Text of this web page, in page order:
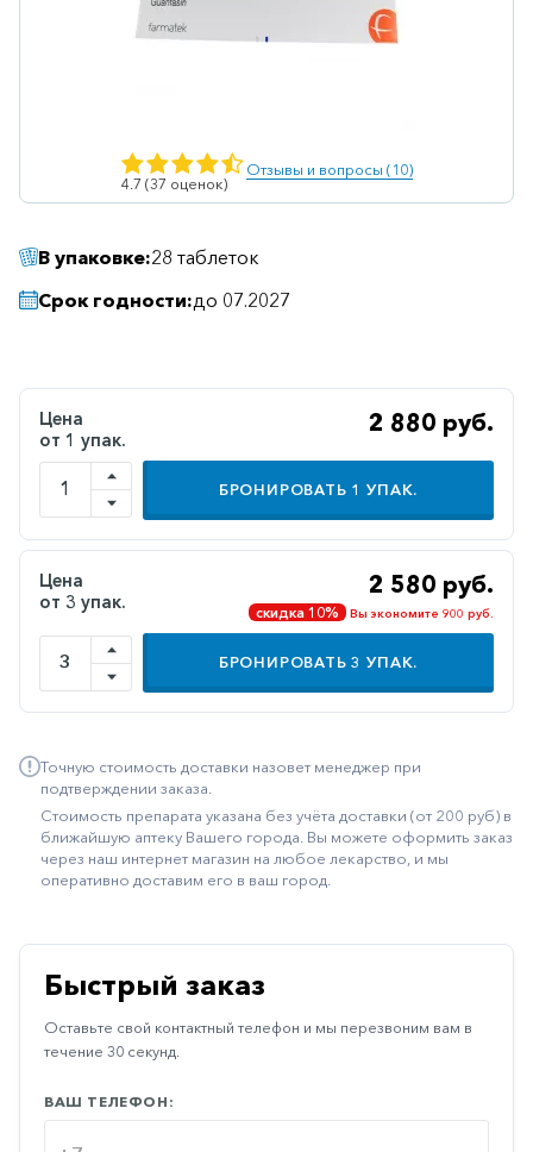
Ветеринарные
Гепатопротекторы
Диабетические
Желудочно-
кишечные
Иммунодепрессанты
Климактерические
Метаболизм
Минеральный
обмен
средства
Неврологические
Остеопороз
Паркинсон
Противоаллергические
Противовирусные
Противогрибковые
4.7 (37 оценок)
Отзывы и вопросы (10)
В упаковке:28 таблеток
Срок годности:до 07.2027
Цена
от 1 упак.
2 880 руб.
БРОНИРОВАТЬ 1 УПАК.
Цена
от 3 упак.
2 580 руб.
скидка 10% Вы экономите 900 руб.
БРОНИРОВАТЬ3 УПАК.
Точную стоимость доставки назовет менеджер при
подтверждении заказа.
Стоимость препарата указана без учёта доставки (от 200 руб) в
ближайшую аптеку Вашего города. Вы можете оформить заказ
через наш интернет магазин на любое лекарство, и мы
оперативно доставим его в ваш город.
Быстрый заказ
Оставьте свой контактный телефон и мы перезвоним вам в
течение 30 секунд.
ВАШ ТЕЛЕФОН: